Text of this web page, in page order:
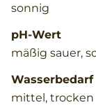
sonnig
pH-Wert
mäßig sauer,
Wasserbedarf
mittel, trocken